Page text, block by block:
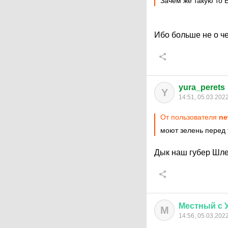
Ибо больше не о
Y yura_perets
14:51,
От пользователя
моют зелень перед
Дык наш губер
М Местный с
14:56,